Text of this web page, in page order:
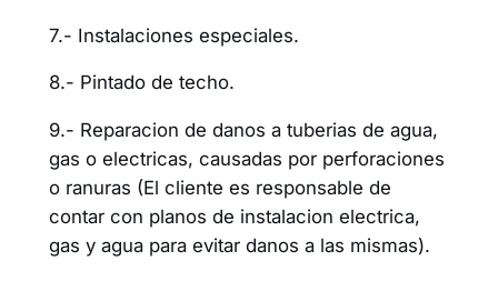
7.- Instalaciones especiales.
8.- Pintado de techo.
9.- Reparacion de danos a tuberias de agua,
gas o electricas, causadas por perforaciones
o ranuras (El cliente es responsable de
contar con planos de instalacion electrica,
gas y agua para evitar danos a las mismas).